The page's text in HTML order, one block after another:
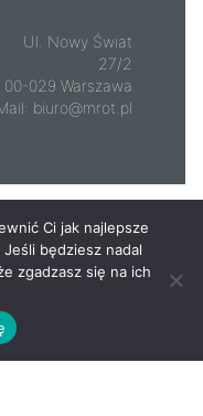
Ul. Nowy Świat
27/2
00-029 Warszawa
biuro@mrot.pl
Ci jak najlepsze
będziesz nadal
zgadzasz się na ich